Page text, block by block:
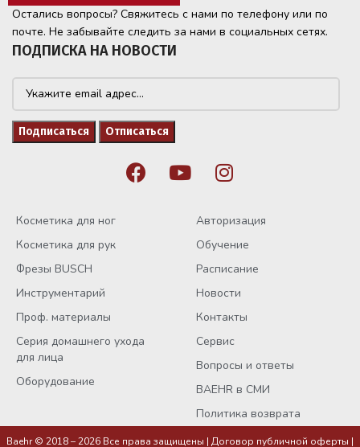
Остались вопросы? Свяжитесь с нами по телефону или по
почте. Не забывайте следить за нами в социальных сетях.
ПОДПИСКА НА НОВОСТИ
Косметика для ног
Косметика для рук
Фрезы BUSCH
Инструментарий
Проф. материалы
Серия домашнего ухода
для лица
Оборудование
Авторизация
Обучение
Расписание
Новости
Контакты
Сервис
Вопросы и ответы
BAEHR в СМИ
Политика возврата
Baehr © 2018 – 2026 Все права защищены | Договор публичной оферты |
Массажный